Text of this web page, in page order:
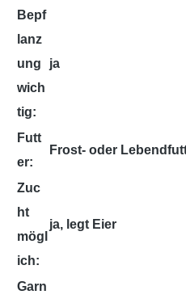
Bepf
lanz
ung
wich
tig:
ja
Futt
er:
Frost- oder
Zuc
ht
mögl
ich:
ja, legt Eier
Garn